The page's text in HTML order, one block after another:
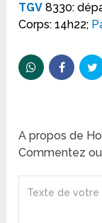
TGV 8330:
Corps: 14h22;
A propos de
Commentez